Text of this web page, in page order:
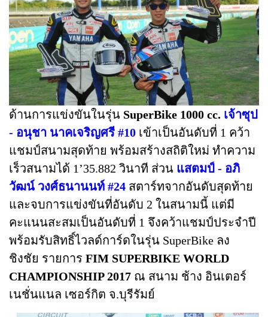
ด้านการแข่งขันในรุ่น SuperBike 1000 cc. เจ้าซุป
- อนุชา นาคเจริญศรี #10 เข้าเป็นอันดับที่ 1 คว้า
แชมป์สนามสุดท้าย พร้อมสร้างสถิติใหม่ ทำความ
เร็วสนามได้ 1’35.882 วินาที ส่วน แสตมป์ - อภิ
วัฒน์ วงศ์ธนานนท์ #24 สตาร์ทจากอันดับสุดท้าย
และจบการแข่งขันที่อันดับ 2 ในสนามนี้ แต่มี
คะแนนสะสมเป็นอันดับที่ 1 จึงคว้าแชมป์ประจำปี
พร้อมรับสิทธิ์ไวลด์การ์ดในรุ่น SuperBike ลง
ชิงชัย รายการ FIM SUPERBIKE WORLD
CHAMPIONSHIP 2017 ณ สนาม ช้าง อินเตอร์
เนชั่นแนล เซอร์กิต จ.บุรีรัมย์